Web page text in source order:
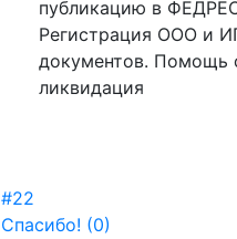
публикацию в
Регистрация ООО и
документов. Помощь
ликвидация
#22
Спасибо! (0)